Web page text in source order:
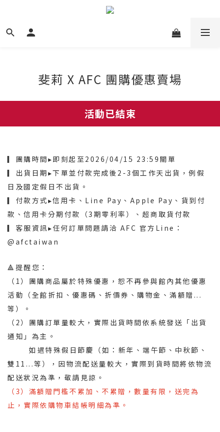
斐莉 X AFC 團購優惠賣場
活動已結束
▎團購時間▸即刻起至2026/04/15 23:59關單
▎出貨日期▸下單並付款完成後2-3個工作天出貨，例假
日及國定假日不出貨。
▎付款方式▸信用卡、Line Pay、Apple Pay、貨到付
款、信用卡分期付款（3期零利率）、超商取貨付款
▎客服資訊▸任何訂單問題請洽 AFC 官方Line：
@afctaiwan
🔺提醒您：
（1）團購商品屬於特殊優惠，恕不再參與館內其他優惠
活動（全館折扣、優惠碼、折價券、購物金、滿額贈...
等）。
（2）團購訂單量較大，實際出貨時間依系統發送「出貨
通知」為主。
如遇特殊假日節慶
（如：新年、端午節、中秋節、
雙11...等），因物流配送量較大，實際到貨時間將依物流
配送狀況為準，敬請見諒。
（3）滿額贈門檻不累加、不累贈，數量有限，送完為
止，實際依購物車結帳明細為準。